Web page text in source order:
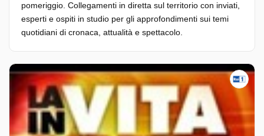
pomeriggio. Collegamenti in diretta sul territorio con inviati,
esperti e ospiti in studio per gli approfondimenti sui temi
quotidiani di cronaca, attualità e spettacolo.